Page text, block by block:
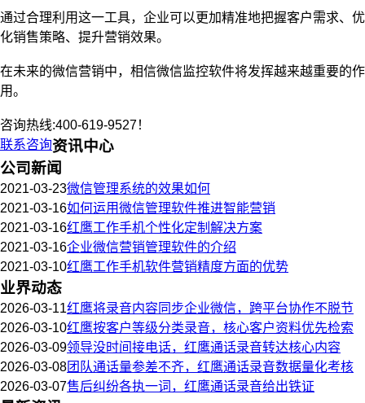
通过合理利用这一工具，企业可以更加精准地把握客户需求、优
化销售策略、提升营销效果。
在未来的微信营销中，相信微信监控软件将发挥越来越重要的作
用。
咨询热线:400-619-9527！
联系咨询资讯中心
公司新闻
2021-03-23微信管理系统的效果如何
2021-03-16如何运用微信管理软件推进智能营销
2021-03-16红鹰工作手机个性化定制解决方案
2021-03-16企业微信营销管理软件的介绍
2021-03-10红鹰工作手机软件营销精度方面的优势
业界动态
2026-03-11红鹰将录音内容同步企业微信，跨平台协作不脱节
2026-03-10红鹰按客户等级分类录音，核心客户资料优先检索
2026-03-09领导没时间接电话，红鹰通话录音转达核心内容
2026-03-08团队通话量参差不齐，红鹰通话录音数据量化考核
2026-03-07售后纠纷各执一词，红鹰通话录音给出铁证